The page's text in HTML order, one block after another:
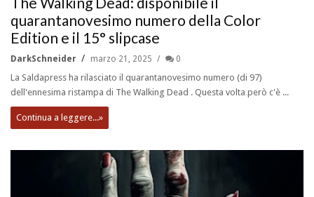
quarantanovesimo numero della Color
Edition e il 15° slipcase
DarkSchneider marzo 21, 2025 0
La Saldapress ha rilasciato il quarantanovesimo numero (di 97)
dell'ennesima ristampa di The Walking Dead . Questa volta però c'è ...
Continua a leggere...»